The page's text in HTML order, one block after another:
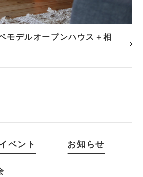
モデルオープンハウス＋相
イベント お知らせ